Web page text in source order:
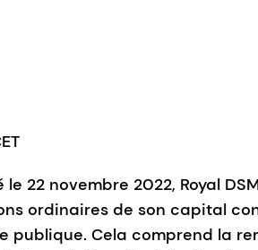
22 novembre 2022, Royal
ordinaires de son capital
publique. Cela comprend la